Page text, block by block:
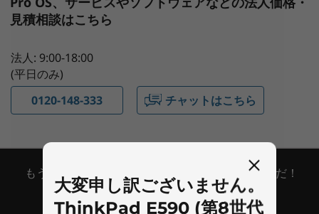
見積相談はこちら
法人: 9:00-18:00
(平日のみ)
0120-148-333
チャットはこちら
もう迷わない！あなたにピッタリなモデルはこれだ！
シリーズ一覧へ
大変申し訳ございません。
ThinkPad E590 (第8世代